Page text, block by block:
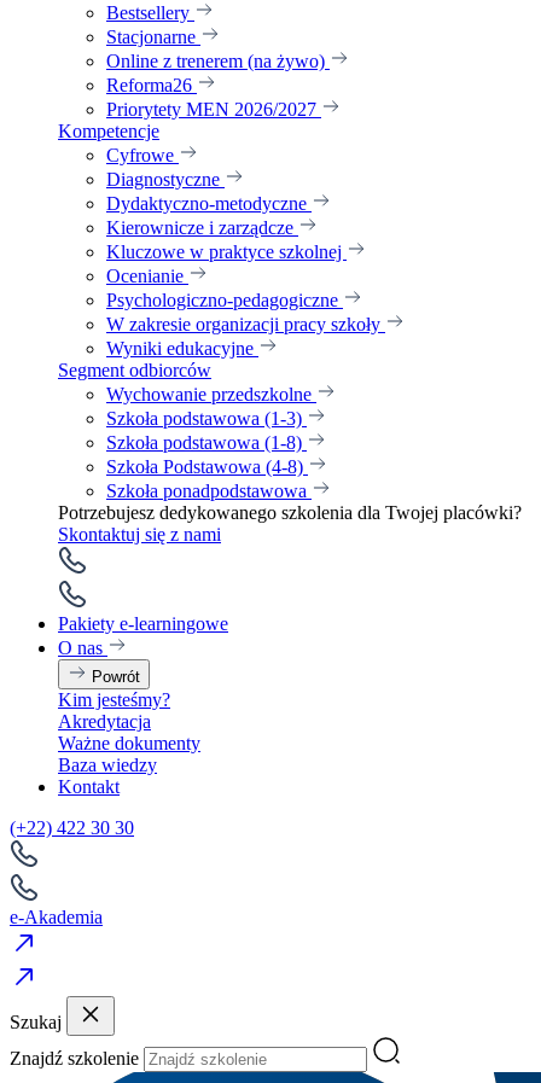
Bestsellery
Stacjonarne
Online z trenerem (na żywo)
Reforma26
Priorytety MEN 2026/2027
Kompetencje
Cyfrowe
Diagnostyczne
Dydaktyczno-metodyczne
Kierownicze i zarządcze
Kluczowe w praktyce szkolnej
Ocenianie
Psychologiczno-pedagogiczne
W zakresie organizacji pracy szkoły
Wyniki edukacyjne
Segment odbiorców
Wychowanie przedszkolne
Szkoła podstawowa (1-3)
Szkoła podstawowa (1-8)
Szkoła Podstawowa (4-8)
Szkoła ponadpodstawowa
Potrzebujesz dedykowanego szkolenia dla Twojej placówki?
Skontaktuj się z nami
Pakiety e-learningowe
O nas
Powrót
Kim jesteśmy?
Akredytacja
Ważne dokumenty
Baza wiedzy
Kontakt
(+22) 422 30 30
e-Akademia
Szukaj
Znajdź szkolenie